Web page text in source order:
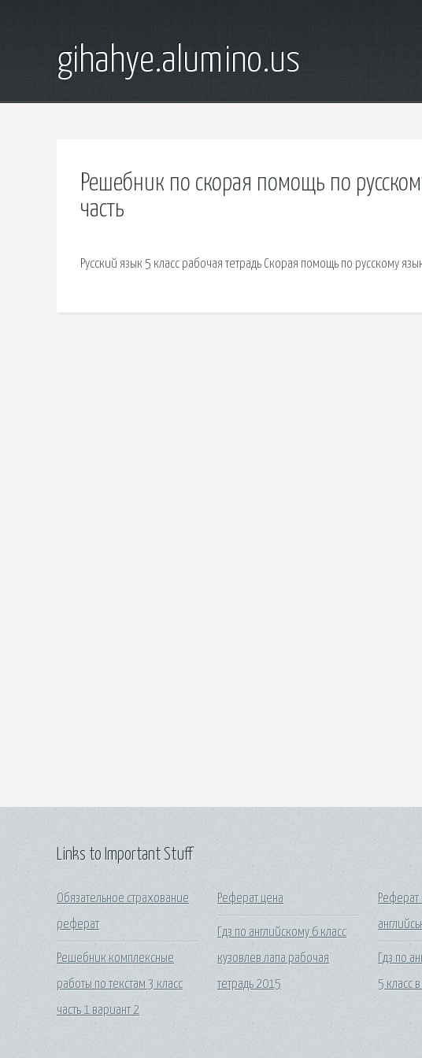
gihahye.alumino.us
Решебник по скорая помощь по
часть
Русский язык 5 класс рабочая тетрадь Скорая помощь по русскому
Links to Important Stuff
Обязательное страхование
реферат
Решебник комплексные
работы по текстам 3 класс
часть 1 вариант 2
Реферат цена
Гдз по английскому 6 класс
кузовлев лапа рабочая
тетрадь 2015
Реферат
Гдз по
5 класс